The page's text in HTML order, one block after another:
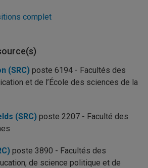
complet
(SRC) poste 6194 - Facultés des
et de l’École des sciences de la
(SRC) poste 2207 - Faculté des
poste 3890 - Facultés des
de science politique et de